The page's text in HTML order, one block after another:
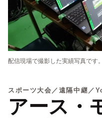
スポーツ大会／遠隔中継／
アース・
配信現場で撮影した実績写真です。